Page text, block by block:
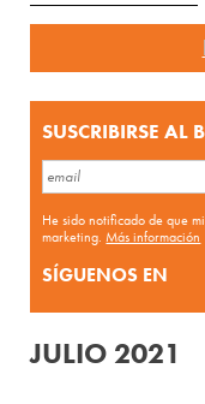
SUSCRIBIRSE AL
He sido notificado de que
marketing.Más información
SÍGUENOS EN
JULIO 2021